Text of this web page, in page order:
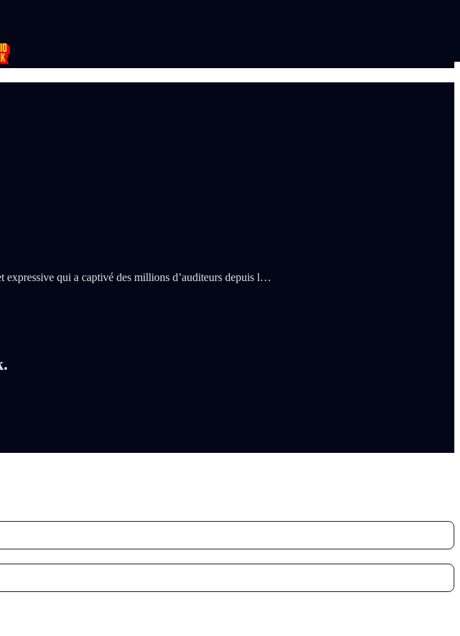
expressive qui a captivé des millions d’auditeurs depuis l…